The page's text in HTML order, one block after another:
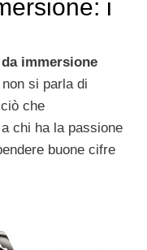
i
immersione
si parla di
che
chi ha la passione
buone cifre